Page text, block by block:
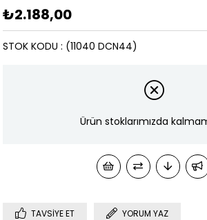
₺2.188,00
(11040 DCN44)
STOK KODU
Ürün stoklarımızda
TAVSIYE ET YORUM YAZ